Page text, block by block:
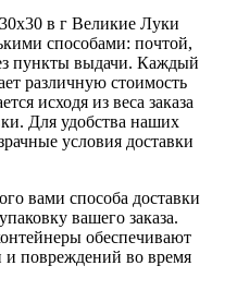
в г Великие Луки
способами: почтой,
пункты выдачи. Каждый
различную стоимость
исходя из веса заказа
Для удобства наших
условия доставки
вами способа доставки
вашего заказа.
обеспечивают
и повреждений во время